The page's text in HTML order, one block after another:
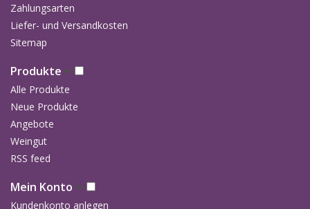
Zahlungsarten
Liefer- und Versandkosten
Sitemap
Produkte
Alle Produkte
Neue Produkte
Angebote
Weingut
RSS feed
Mein Konto
Kundenkonto anlegen